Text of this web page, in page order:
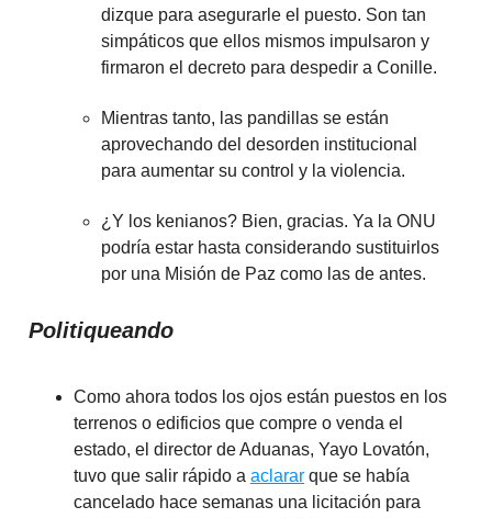
dizque para asegurarle el puesto. Son tan
simpáticos que ellos mismos impulsaron y
firmaron el decreto para despedir a Conille.
Mientras tanto, las pandillas se están
aprovechando del desorden institucional
para aumentar su control y la violencia.
¿Y los kenianos? Bien, gracias. Ya la ONU
podría estar hasta considerando sustituirlos
por una Misión de Paz como las de antes.
Politiqueando
Como ahora todos los ojos están puestos en los
terrenos o edificios que compre o venda el
estado, el director de Aduanas, Yayo Lovatón,
tuvo que salir rápido a aclarar que se había
cancelado hace semanas una licitación para